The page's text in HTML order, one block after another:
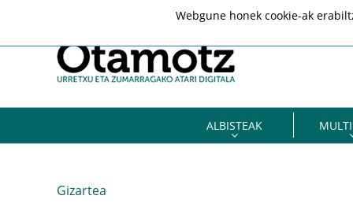
ALBISTEAK
Gizartea
Webgune honek cookie-ak